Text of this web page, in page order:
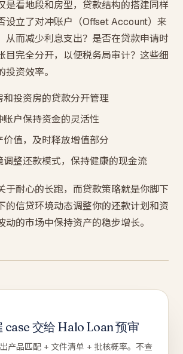
是看地段和房型，贷款结构的搭建同样
设立了对冲账户（Offset Account）来
从而减少利息支出？是否在贷款申请时
目完全分开，以便税务局审计？这些细
资效率。
和投资房的贷款分开管理
账户保持资金的灵活性
价值，及时释放增值部分
调整还款模式，保持健康的现金流
于耐心的长跑，而贷款策略就是你脚下
的信贷环境动态调整你的还款计划和资
动的市场中保持资产的稳步增长。
case 交给 Halo Loan 预审
产品匹配 + 文件清单 + 批核概率。不查